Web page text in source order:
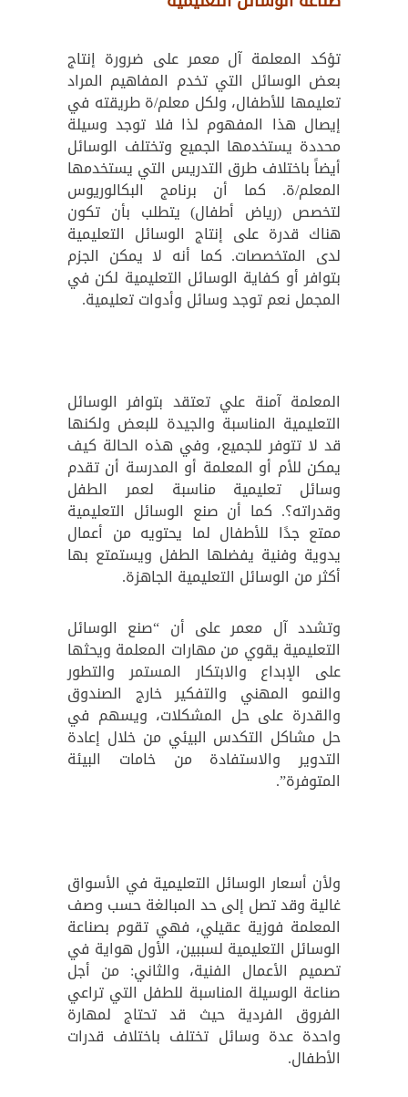
تؤكد المعلمة آل معمر على ضرورة إنتاج
بعض الوسائل التي تخدم المفاهيم المراد
تعليمها للأطفال، ولكل معلم/ة طريقته في
إيصال هذا المفهوم لذا فلا توجد وسيلة
محددة يستخدمها الجميع وتختلف الوسائل
أيضاً باختلاف طرق التدريس التي يستخدمها
المعلم/ة. كما أن برنامج البكالوريوس
لتخصص (رياض أطفال) يتطلب بأن تكون
هناك قدرة على إنتاج الوسائل التعليمية
لدى المتخصصات. كما أنه لا يمكن الجزم
بتوافر أو كفاية الوسائل التعليمية لكن في
المجمل نعم توجد وسائل وأدوات تعليمية.
المعلمة آمنة علي تعتقد بتوافر الوسائل
التعليمية المناسبة والجيدة للبعض ولكنها
قد لا تتوفر للجميع، وفي هذه الحالة كيف
يمكن للأم أو المعلمة أو المدرسة أن تقدم
وسائل تعليمية مناسبة لعمر الطفل
وقدراته؟. كما أن صنع الوسائل التعليمية
ممتع جدًا للأطفال لما يحتويه من أعمال
يدوية وفنية يفضلها الطفل ويستمتع بها
أكثر من الوسائل التعليمية الجاهزة.
وتشدد آل معمر على أن “صنع الوسائل
التعليمية يقوي من مهارات المعلمة ويحثها
على الإبداع والابتكار المستمر والتطور
والنمو المهني والتفكير خارج الصندوق
والقدرة على حل المشكلات، ويسهم في
حل مشاكل التكدس البيئي من خلال إعادة
التدوير والاستفادة من خامات البيئة
المتوفرة”.
ولأن أسعار الوسائل التعليمية في الأسواق
غالية وقد تصل إلى حد المبالغة حسب وصف
المعلمة فوزية عقيلي، فهي تقوم بصناعة
الوسائل التعليمية لسببين، الأول هواية في
تصميم الأعمال الفنية، والثاني: من أجل
صناعة الوسيلة المناسبة للطفل التي تراعي
الفروق الفردية حيث قد تحتاج لمهارة
واحدة عدة وسائل تختلف باختلاف قدرات
الأطفال.